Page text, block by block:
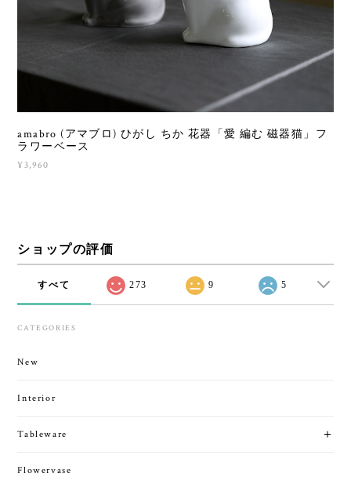
amabro (アマブロ) ひがし ちか 花器「愛 編む 磁器猫」フ
ラワーベース
¥3,960
ショップの評価
すべて 273 9 5
CATEGORIES
New
Interior
Tableware
Flowervase